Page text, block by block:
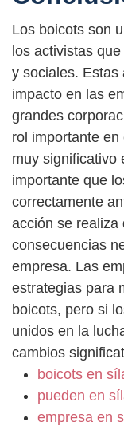
Los boicots son
los activistas
y sociales. Estas
impacto en las
grandes
rol importante
muy significativo
importante que
correctamente
acción se realiza
consecuencias
empresa. Las
estrategias para
boicots, pero si
unidos en la
cambios
boicots en
pueden en
empresa en